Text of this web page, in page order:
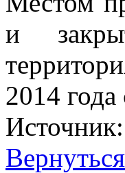
и
2014
Источник: